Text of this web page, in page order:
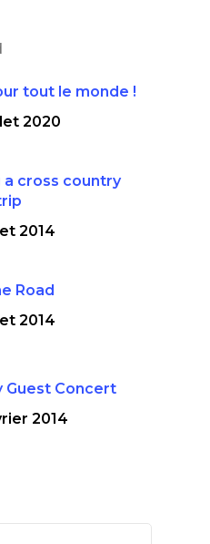
tout le monde !
2020
a cross country
2014
Road
2014
Guest Concert
2014